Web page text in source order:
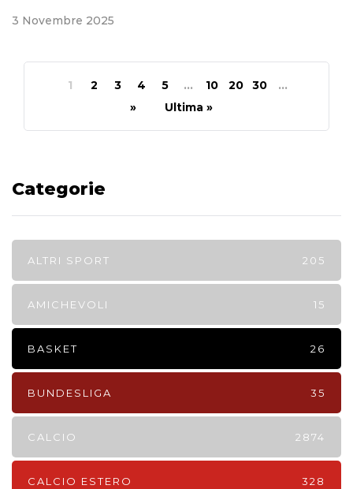
3 Novembre 2025
1 2 3 4 5 ... 10 20 30
...
»
Ultima »
Categorie
ALTRI SPORT 205
AMICHEVOLI 15
BASKET 26
BUNDESLIGA 35
CALCIO 2874
CALCIO ESTERO 328